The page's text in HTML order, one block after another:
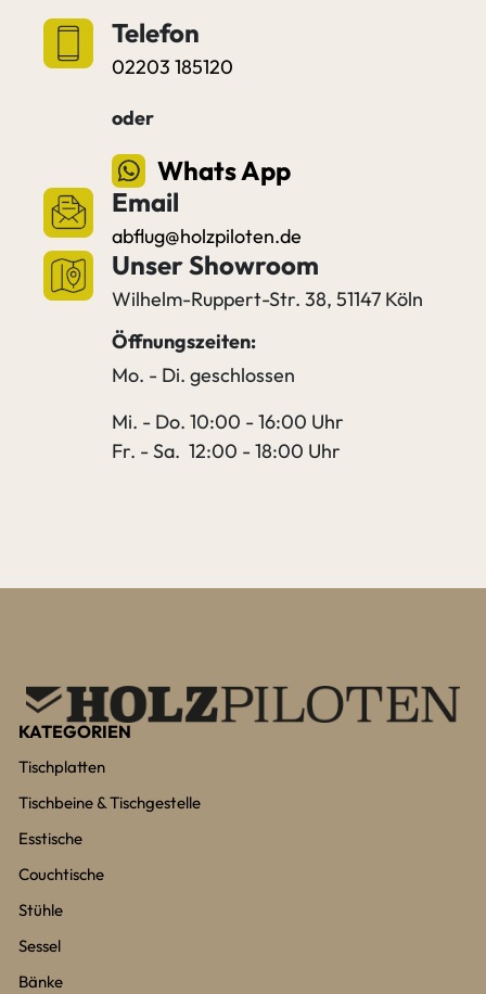
Telefon
02203 185120
oder
Whats App
Email
abflug@holzpiloten.de
Unser Showroom
Wilhelm-Ruppert-Str. 38, 51147 Köln
Öffnungszeiten:
Mo. - Di. geschlossen
Mi. - Do. 10:00 - 16:00 Uhr
Fr. - Sa. 12:00 - 18:00 Uhr
KATEGORIEN
Tischplatten
Tischbeine & Tischgestelle
Esstische
Couchtische
Stühle
Sessel
Bänke